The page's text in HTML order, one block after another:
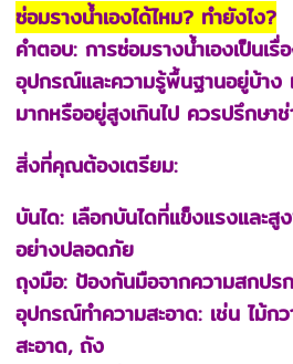
ซ่อมรางน้ำเองได้ไหม? ทำยังไง?
คำตอบ: การซ่อมรางน้ำเองเป็นเ
อุปกรณ์และความรู้พื้นฐานอยู่บ้าง
มากหรืออยู่สูงเกินไป ควรปรึกษา
สิ่งที่คุณต้องเตรียม:
บันได: เลือกบันไดที่แข็งแรงและสู
อย่างปลอดภัย
ถุงมือ: ป้องกันมือจากความสกปร
อุปกรณ์ทำความสะอาด: เช่น ไม้ก
สะอาด, ถัง